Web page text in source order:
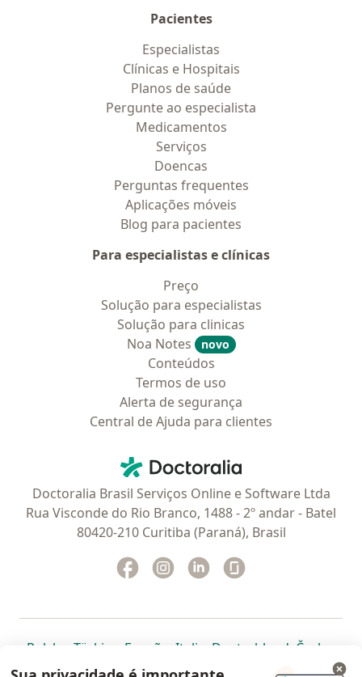
Pacientes
Especialistas
Clínicas e Hospitais
Planos de saúde
Pergunte ao especialista
Medicamentos
Serviços
Doencas
Perguntas frequentes
Aplicações móveis
Blog para pacientes
Para especialistas e clínicas
Preço
Solução para especialistas
Solução para clinicas
Noa Notes
novo
Conteúdos
Termos de uso
Alerta de segurança
Central de Ajuda para clientes
Doctoralia - Homepage
Doctoralia Brasil Serviços Online e Software Ltda
Rua Visconde do Rio Branco, 1488 - 2º andar - Batel
80420-210 Curitiba (Paraná), Brasil
Facebook
abre num novo separador
Instagram
abre num novo separador
Linkedin
abre num novo
Polska abre num novo separador
Türkiye abre num novo separador
España abre num novo separador
Italia abre num novo
Deutschlandabre num
Česko
Portugal abre num novo separador
, México abre num novo separador
, abre num novo separador
Brasil abre num novoabre num
abre